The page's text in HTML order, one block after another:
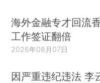
海外金融专才回流
工作签证翻倍
2026年08月07日
因严重违纪违法 李